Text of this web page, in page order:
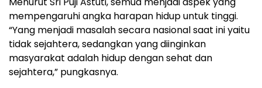
mempengaruhi angka harapan hidup untuk tinggi.
“Yang menjadi masalah secara nasional saat ini yaitu
tidak sejahtera, sedangkan yang diinginkan
masyarakat adalah hidup dengan sehat dan
sejahtera,” pungkasnya.